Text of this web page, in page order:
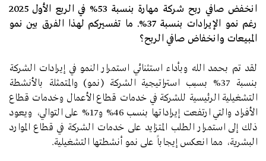
انخفض صافي ربح شركة مهارة بنسبة 53% في الربع الأول 2025
رغم نمو الإيرادات بنسبة 37%. ما تفسيركم لهذا الفرق بين نمو
المبيعات وانخفاض صافي الربح؟
لقد تم بحمد الله وبأداء استثنائي استمرار النمو في إيرادات الشركة
بنسبة 37% بسبب استراتيجية الشركة (نمو) والمتمثلة بالأنشطة
التشغيلية الرئيسية للشركة في خدمات قطاع الأعمال وخدمات قطاع
الأفراد والتي ارتفعت إيراداتها بنسب 46% و17% على التوالي، ويعود
ذلك إلى استمرار الطلب المتزايد على خدمات الشركة في قطاع الموارد
البشرية، مما انعكس إيجاباً على نمو أنشطتها التشغيلية.